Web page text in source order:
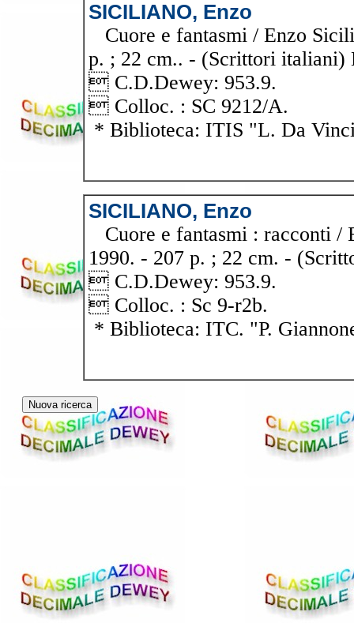
SICILIANO, Enzo
Cuore e fantasmi / Enzo
p. ; 22 cm.. - (Scrittori italiani)
 C.D.Dewey: 953.9.
 Colloc. : SC 9212/A.
* Biblioteca: ITIS "L. Da
SICILIANO, Enzo
Cuore e fantasmi : racconti /
1990. - 207 p. ; 22 cm. -
 C.D.Dewey: 953.9.
 Colloc. : Sc 9-r2b.
* Biblioteca: ITC. "P.